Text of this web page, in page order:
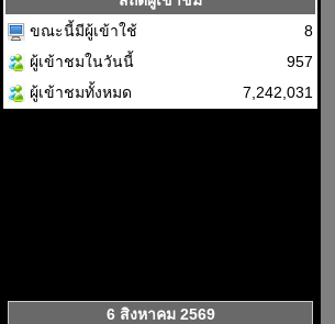
ขณะนี้มีผู้เข้าใช้
8
ผู้เข้าชมในวันนี้
957
ผู้เข้าชมทั้งหมด
7,242,031
6 สิงหาคม 2569